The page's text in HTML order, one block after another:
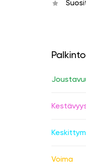
Palkinto
Voima